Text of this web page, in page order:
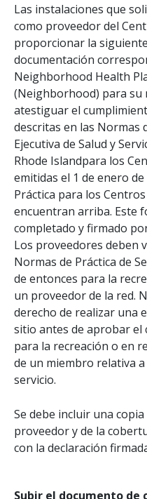
Las instalaciones que
como proveedor del
proporcionar la
documentación
Neighborhood Health
(Neighborhood) para su
atestiguar el
descritas en las Normas
Ejecutiva de Salud y
Rhode Islandpara los
emitidas el 1 de enero
Práctica para los
encuentran arriba. Este
completado y firmado
Los proveedores deben
Normas de Práctica de
de entonces para la
un proveedor de la red.
derecho de realizar una
sitio antes de aprobar el
para la recreación o en
de un miembro relativa
servicio.
Se debe incluir una
proveedor y de la
con la declaración
Subir el documento